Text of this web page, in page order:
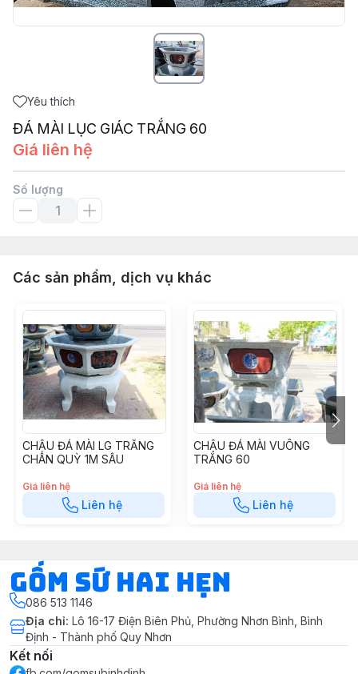
Yêu thích
ĐÁ MÀI LỤC GIÁC TRẮNG 60
Giá liên hệ
Số lượng
Các sản phẩm, dịch vụ khác
CHẬU ĐÁ MÀI LG TRẮNG
CHÂN QUỲ 1M SÂU
Giá liên hệ
Liên hệ
CHẬU ĐÁ MÀI VUÔNG
TRẮNG 60
Giá liên hệ
Liên hệ
Gốm Sứ Hai Hẹn
086 513 1146
Địa chỉ: Lô 16-17 Điện Biên Phủ, Phường Nhơn Bình, Bình
Định - Thành phố Quy Nhơn
Kết nối